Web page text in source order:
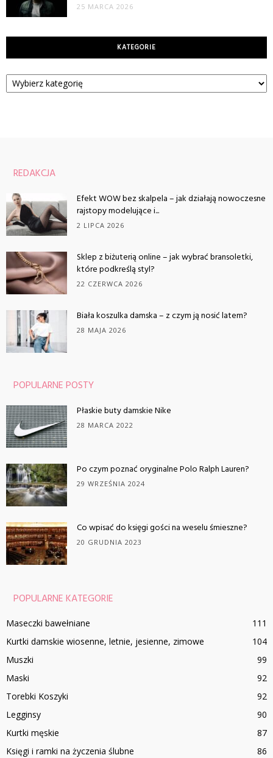
25 MARCA 2026
KATEGORIE
Kategorie
REDAKCJA
Efekt WOW bez skalpela – jak działają nowoczesne
rajstopy modelujące i...
2 LIPCA 2026
Sklep z biżuterią online – jak wybrać bransoletki,
które podkreślą styl?
22 CZERWCA 2026
Biała koszulka damska – z czym ją nosić latem?
28 MAJA 2026
POPULARNE POSTY
Płaskie buty damskie Nike
28 MARCA 2022
Po czym poznać oryginalne Polo Ralph Lauren?
29 WRZEŚNIA 2024
Co wpisać do księgi gości na weselu śmieszne?
20 GRUDNIA 2023
POPULARNE KATEGORIE
Maseczki bawełniane
111
Kurtki damskie wiosenne, letnie, jesienne, zimowe
104
Muszki
99
Maski
92
Torebki Koszyki
92
Legginsy
90
Kurtki męskie
87
Księgi i ramki na życzenia ślubne
86